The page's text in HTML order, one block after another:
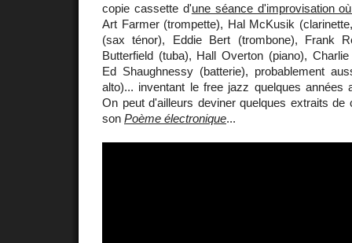
copie cassette d'une séance d'improvisation
Art Farmer (trompette), Hal McKusik
(sax ténor), Eddie Bert (trombone), Frank
Butterfield (tuba), Hall Overton (piano),
Ed Shaughnessy (batterie), probablement
alto)... inventant le free jazz quelques années
On peut d'ailleurs deviner quelques extraits
son Poème électronique...